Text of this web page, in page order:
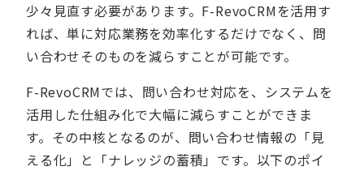
少々見直す必要があります。F-RevoCRMを活用す
れば、単に対応業務を効率化するだけでなく、問
い合わせそのものを減らすことが可能です。
F-RevoCRMでは、問い合わせ対応を、システムを
活用した仕組み化で大幅に減らすことができま
す。その中核となるのが、問い合わせ情報の「見
える化」と「ナレッジの蓄積」です。以下のポイ